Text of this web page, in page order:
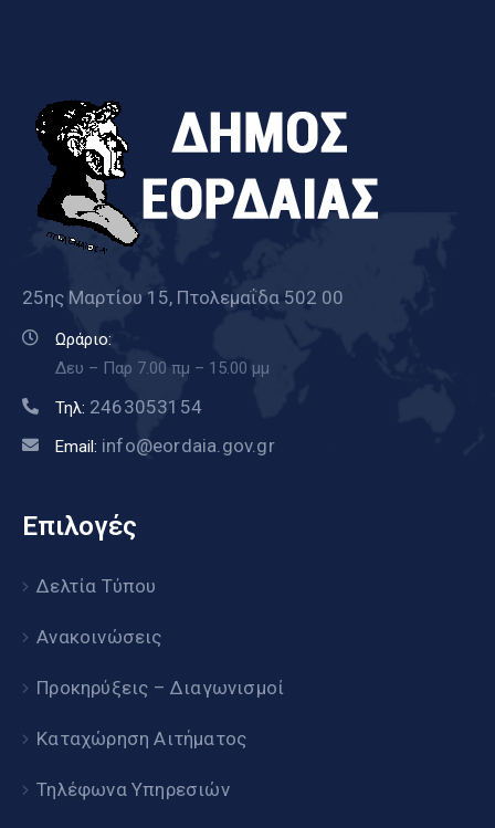
25ης Μαρτίου 15, Πτολεμαΐδα 502 00
Ωράριο:
Δευ – Παρ 7.00 πμ – 15.00 μμ
Τηλ: 2463053154
Email: info@eordaia.gov.gr
Επιλογές
Δελτία Τύπου
Ανακοινώσεις
Προκηρύξεις – Διαγωνισμοί
Καταχώρηση Αιτήματος
Τηλέφωνα Υπηρεσιών